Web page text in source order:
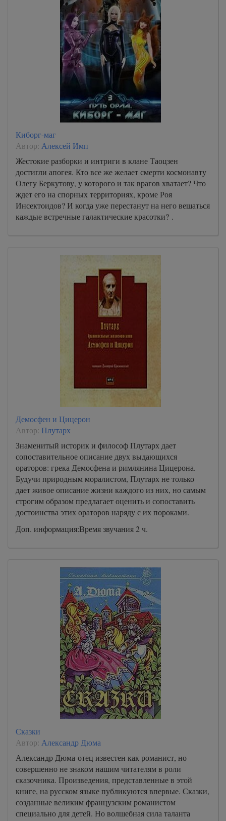
Киборг-маг
Автор: Алексей Имп
Жестокие разборки и интриги в клане Таоцзен
достигли апогея. Кто все же желает смерти космонавту
Олегу Беркутову, у которого и так врагов хватает? Что
ждет его на спорных территориях, кроме Роя
Инсектоидов? И когда уже перестанут на него вешаться
каждые встречные галактические красотки? .
Демосфен и Цицерон
Автор: Плутарх
Знаменитый историк и философ Плутарх дает
сопоставительное описание двух выдающихся
ораторов: грека Демосфена и римлянина Цицерона.
Будучи природным моралистом, Плутарх не только
дает живое описание жизни каждого из них, но самым
строгим образом предлагает оценить и сопоставить
достоинства этих ораторов наряду с их пороками.
Доп. информация:Время звучания 2 ч.
Сказки
Автор: Александр Дюма
Александр Дюма-отец известен как романист, но
совершенно не знаком нашим читателям в роли
сказочника. Произведения, представленные в этой
книге, на русском языке публикуются впервые. Сказки,
созданные великим французским романистом
специально для детей. Но волшебная сила таланта